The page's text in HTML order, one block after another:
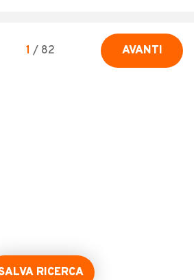
1 / 82 AVANTI
RICERCA